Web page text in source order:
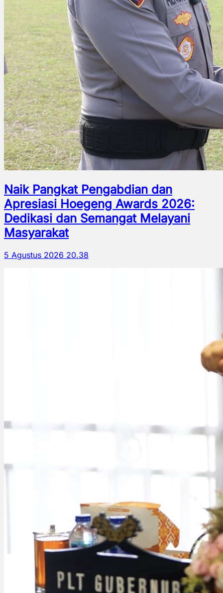
Naik Pangkat Pengabdian dan
Apresiasi Hoegeng Awards 2026:
Dedikasi dan Semangat Melayani
Masyarakat
5 Agustus 2026 20.38